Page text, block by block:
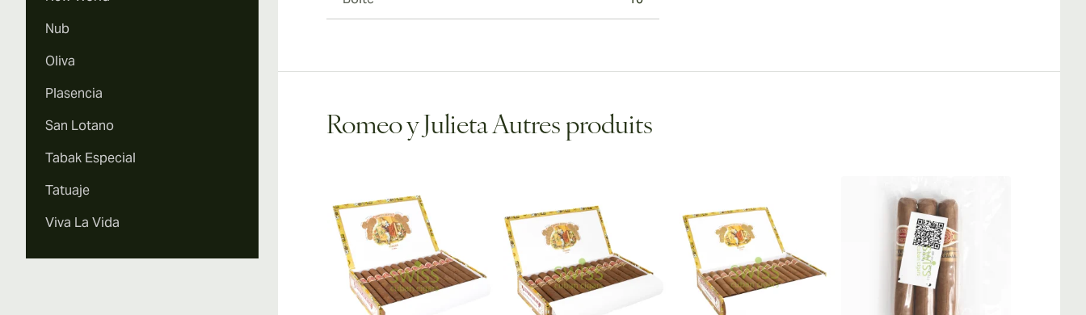
Nub
Oliva
Plasencia
San Lotano
Tabak Especial
Tatuaje
Viva La Vida
View larger image
Romeo y Julieta Autres produits